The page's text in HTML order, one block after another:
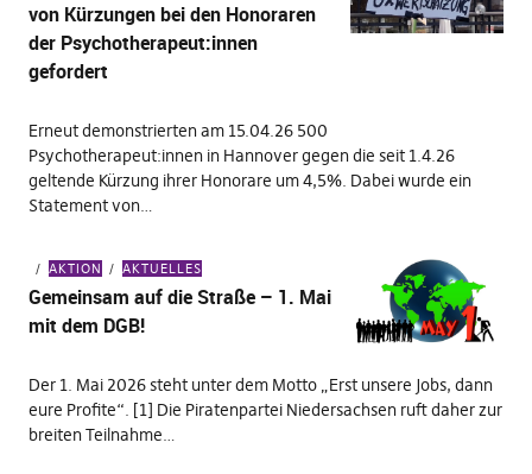
von Kürzungen bei den Honoraren
der Psychotherapeut:innen
gefordert
Erneut demonstrierten am 15.04.26 500
Psychotherapeut:innen in Hannover gegen die seit 1.4.26
geltende Kürzung ihrer Honorare um 4,5%. Dabei wurde ein
Statement von…
AKTION AKTUELLES
Gemeinsam auf die Straße – 1. Mai
mit dem DGB!
Der 1. Mai 2026 steht unter dem Motto „Erst unsere Jobs, dann
eure Profite“. [1] Die Piratenpartei Niedersachsen ruft daher zur
breiten Teilnahme…